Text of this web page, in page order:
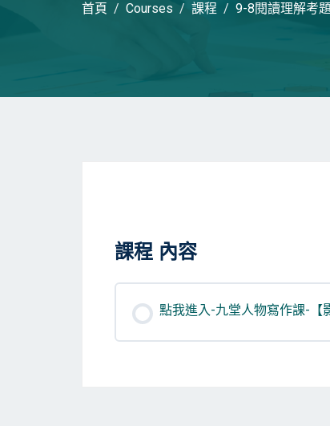
首頁 Courses 課程 9-8閱讀理解考
課程 內容
點我進入-九堂人物寫作課-【